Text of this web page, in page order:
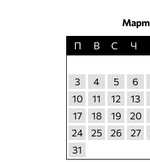
Март
П
В С Ч
3
4 5 6
10
11 12 13
17
18 19 20
24
25 26 27
31